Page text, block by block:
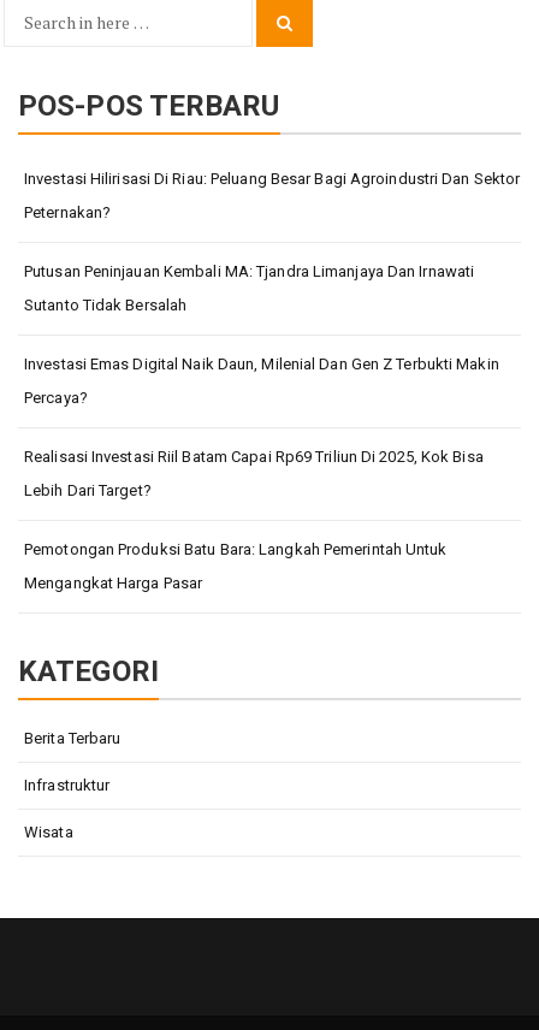
Search
POS-POS TERBARU
Investasi Hilirisasi Di Riau: Peluang Besar Bagi Agroindustri Dan Sektor
Peternakan?
Putusan Peninjauan Kembali MA: Tjandra Limanjaya Dan Irnawati
Sutanto Tidak Bersalah
Investasi Emas Digital Naik Daun, Milenial Dan Gen Z Terbukti Makin
Percaya?
Realisasi Investasi Riil Batam Capai Rp69 Triliun Di 2025, Kok Bisa
Lebih Dari Target?
Pemotongan Produksi Batu Bara: Langkah Pemerintah Untuk
Mengangkat Harga Pasar
KATEGORI
Berita Terbaru
Infrastruktur
Wisata